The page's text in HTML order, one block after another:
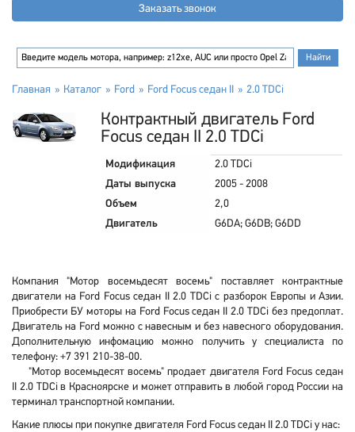
Заказать звонок
Главная Каталог Ford Ford Focus седан II 2.0 TDCi
Контрактный двигатель Ford
Focus седан II 2.0 TDCi
Модификация
2.0 TDCi
Даты выпуска
2005 - 2008
Объем
2,0
Двигатель
G6DA; G6DB; G6DD
Компания "Мотор восемьдесят восемь" поставляет контрактные
двигатели на Ford Focus седан II 2.0 TDCi с разборок Европы и Азии.
Приобрести БУ моторы на Ford Focus седан II 2.0 TDCi без предоплат.
Двигатель на Ford можно с навесным и без навесного оборудования.
Дополнительную инфомацию можно получить у специалиста по
телефону: +7 391 210-38-00.
"Мотор восемьдесят восемь" продает двигателя Ford Focus седан
II 2.0 TDCi в Красноярске и может отправить в любой город России на
терминал транспортной компании.
Какие плюсы при покупке двигателя Ford Focus седан II 2.0 TDCi у нас: